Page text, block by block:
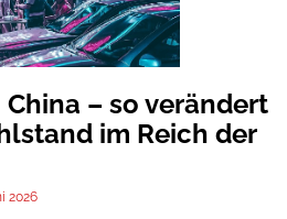
– so verändert
im Reich der
2026